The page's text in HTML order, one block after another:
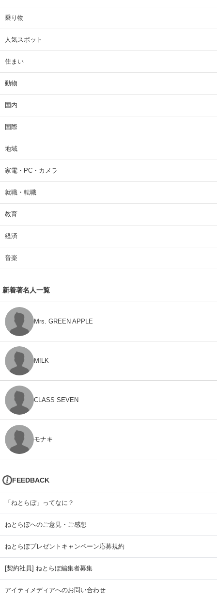
乗り物
人気スポット
住まい
動物
国内
国際
地域
家電・PC・カメラ
就職・転職
教育
経済
音楽
新着著名人一覧
Mrs. GREEN APPLE
M!LK
CLASS SEVEN
モナキ
FEEDBACK
「ねとらぼ」ってなに？
ねとらぼへのご意見・ご感想
ねとらぼプレゼントキャンペーン応募規約
[契約社員] ねとらぼ編集者募集
アイティメディアへのお問い合わせ